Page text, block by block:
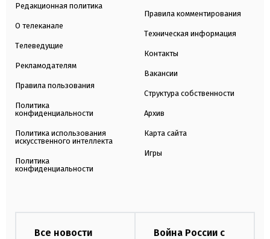
Редакционная политика
О телеканале
Телеведущие
Рекламодателям
Правила пользования
Политика
конфиденциальности
Политика использования
искусственного интеллекта
Политика
конфиденциальности
Правила комментирования
Техническая информация
Контакты
Вакансии
Структура собственности
Архив
Карта сайта
Игры
Все новости
Война России с